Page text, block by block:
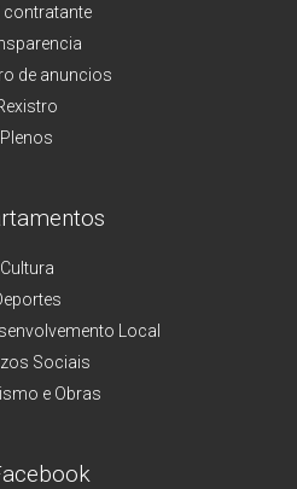
contratante
de anuncios
Plenos
Cultura
Local
Sociais
e Obras